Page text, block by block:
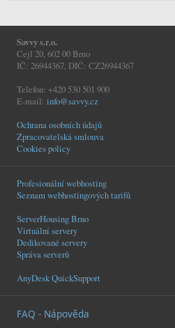
Savvy s.r.o.
Cejl 20, 602 00 Brno
IČ: 26944367, DIČ: CZ26944367
Telefon: +420 530 501 900
E-mail: info@savvy.cz
Ochrana osobních údajů
Zpracovatelská smlouva
Cookies policy
Profesionální webhosting
Seznam webhostingových tarifů
ServerHousing Brno
Virtuální servery
Dedikované servery
Správa serverů
AnyDesk QuickSupport
FAQ - Nápověda